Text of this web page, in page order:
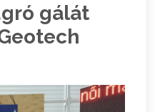
gálát